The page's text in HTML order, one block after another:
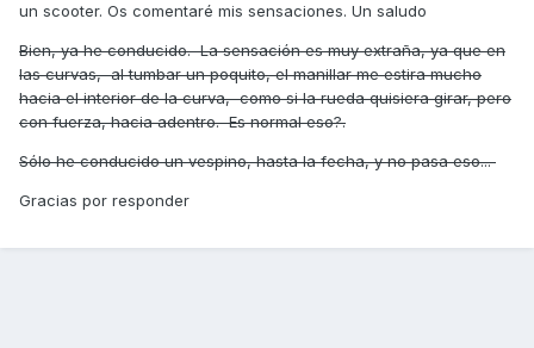
un scooter. Os comentaré mis sensaciones. Un saludo
Bien, ya he conducido. La sensación es muy extraña, ya que en
las curvas, al tumbar un poquito, el manillar me estira mucho
hacia el interior de la curva, como si la rueda quisiera girar, pero
con fuerza, hacia adentro. Es normal eso?.
Sólo he conducido un vespino, hasta la fecha, y no pasa eso...
Gracias por responder